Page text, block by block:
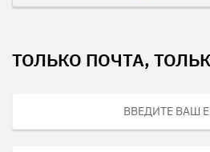
ТОЛЬКО ПОЧТА,